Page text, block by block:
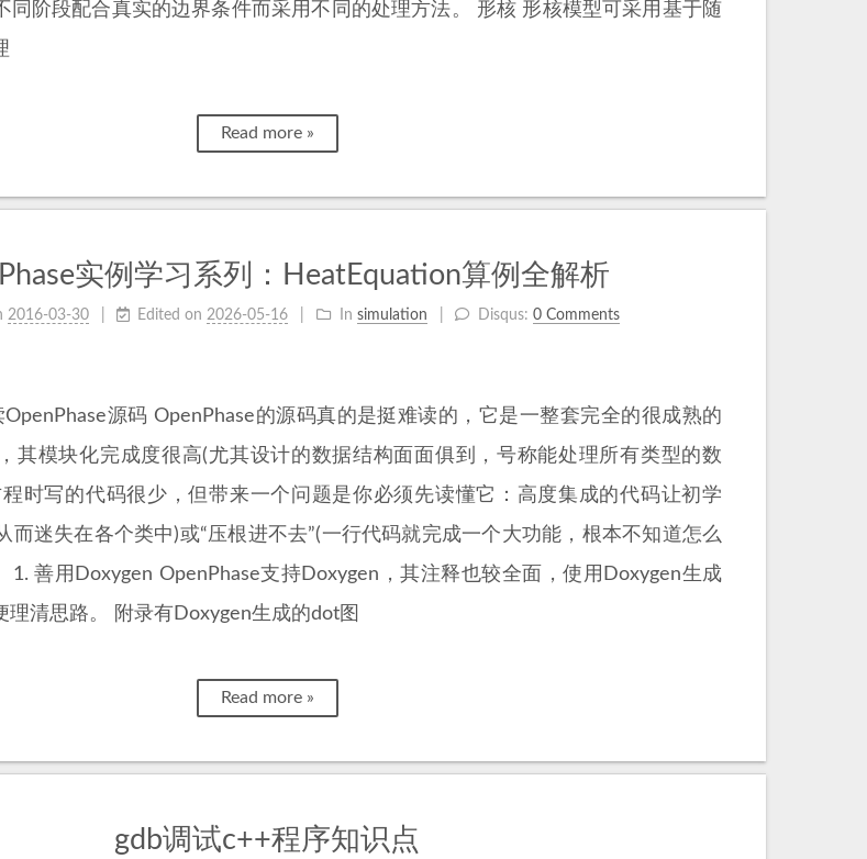
同阶段配合真实的边界条件而采用不同的处理方法。 形核 形核模型可采用基于随
Read more »
实例学习系列：HeatEquation算例全解析
2016-03-30 Edited on 2026-05-16 In simulation Disqus:0 Comments
源码 OpenPhase的源码真的是挺难读的，它是一整套完全的很成熟的
其模块化完成度很高(尤其设计的数据结构面面俱到，号称能处理所有类型的数
时写的代码很少，但带来一个问题是你必须先读懂它：高度集成的代码让初学
而迷失在各个类中)或“压根进不去”(一行代码就完成一个大功能，根本不知道怎么
1. 善用Doxygen OpenPhase支持Doxygen，其注释也较全面，使用Doxygen生成
理清思路。 附录有Doxygen生成的dot图
Read more »
gdb调试c++程序知识点